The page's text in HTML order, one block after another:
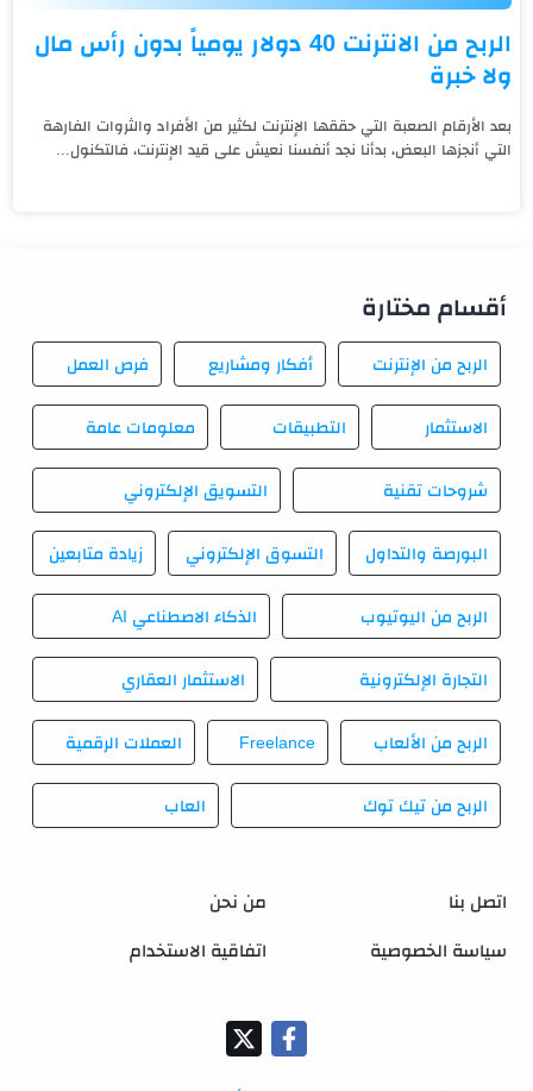
الربح من الانترنت 40 دولار يومياً بدون رأس مال
ولا خبرة
بعد الأرقام الصعبة التي حققها الإنترنت لكثير من الأفراد والثروات الفارهة
التي أنجزها البعض، بدأنا نجد أنفسنا نعيش على قيد الإنترنت، فالتكنول...
اتصل بنا من نحن
سياسة الخصوصية اتفاقية الاستخدام
أقسام مختارة
الربح من الإنترنت أفكار ومشاريع فرص العمل
الاستثمار التطبيقات معلومات عامة
شروحات تقنية التسويق الإلكتروني
البورصة والتداول التسوق الإلكتروني زيادة متابعين
الربح من اليوتيوب الذكاء الاصطناعي AI
التجارة الإلكترونية الاستثمار العقاري
الربح من الألعاب Freelance العملات الرقمية
الربح من تيك توك العاب